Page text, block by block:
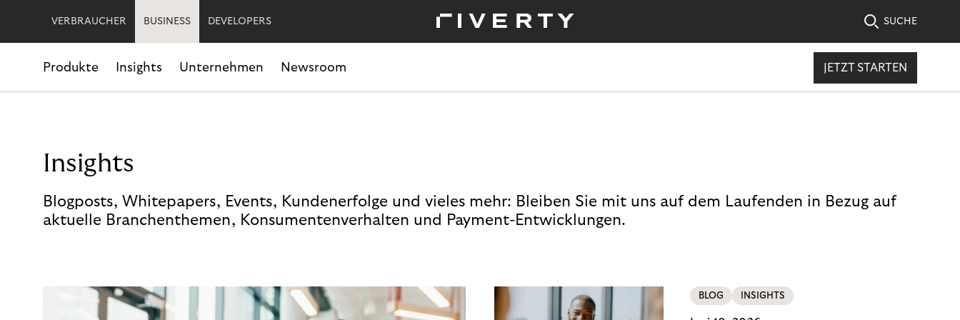
VERBRAUCHER BUSINESS DEVELOPERS SUCHE
Produkte Insights Unternehmen Newsroom JETZT STARTEN
Insights
Blogposts, Whitepapers, Events, Kundenerfolge und vieles mehr: Bleiben Sie mit uns auf dem Laufenden in Bezug auf
aktuelle Branchenthemen, Konsumentenverhalten und Payment-Entwicklungen.
BLOG INSIGHTS